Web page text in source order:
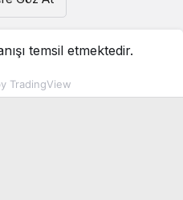
temsil etmektedir.
TradingView